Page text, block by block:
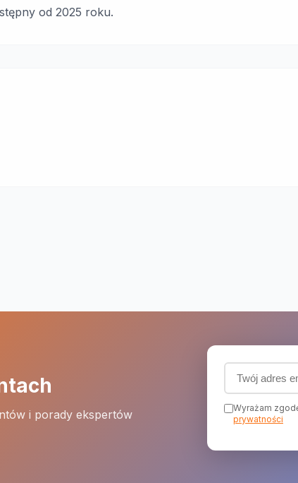
od 2025 roku.
i porady ekspertów
Adres email
Wyrażam
prywatności